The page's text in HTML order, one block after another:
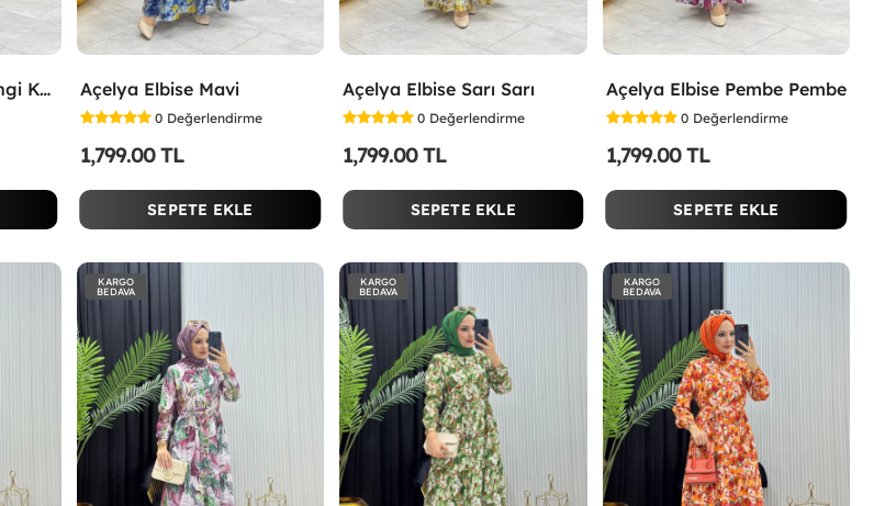
Selen Elbise Kahverengi Kahverengi Açelya Elbise Mavi
0 Değerlendirme
1,799.00 TL
SEPETE EKLE
Açelya Elbise Sarı Sarı
0 Değerlendirme
1,799.00 TL
SEPETE EKLE
Açelya Elbise Pembe Pembe
0 Değerlendirme
1,799.00 TL
SEPETE EKLE
KARGO
BEDAVA
KARGO
BEDAVA
KARGO
BEDAVA